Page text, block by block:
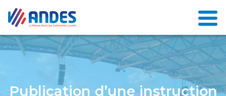
Publication d’une instruction